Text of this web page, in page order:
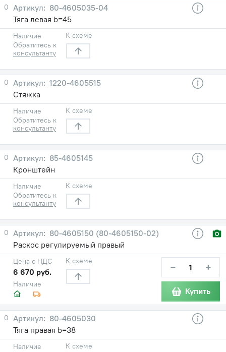
0
80-4605035-04
Тяга левая b=45
Наличие
Обратитесь к
консультанту
К схеме
0
1220-4605515
Стяжка
Наличие
Обратитесь к
консультанту
К схеме
0
85-4605145
Кронштейн
Наличие
Обратитесь к
консультанту
К схеме
0
80-4605150 (80-4605150-02)
Раскос регулируемый правый
Наличие
Цена с НДС
6 670 руб.
К схеме − +
Купить
0
80-4605030
Тяга правая b=38
Наличие
К схеме